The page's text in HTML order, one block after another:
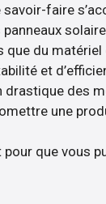
faire
que du
et
drastique des
une
que vous